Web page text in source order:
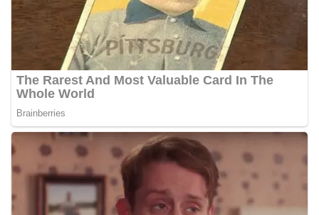
wujud nyata partisipasi masyarakat dalam
memperingati hari bersejarah bangsa
Indonesia.‎‎”Kami mengimbau kepada seluruh
warga agar mulai mempersiapkan dan memasang
bendera Merah Putih di depan rumah masing-
masing secara penuh. Ini adalah bentuk
penghormatan kita bersama terhadap
perjuangan para pahlawan yang telah merebut
kemerdekaan,” ujar Aiptu Muliyadi Suraukur saat
berdialog dengan warga.‎‎Ia juga menambahkan
agar warga memperhatikan kondisi bendera yang
akan dikibarkan, memastikan bendera dalam
keadaan bersih, tidak sobek, dan layak untuk
dikibarkan sebagai simbol kehormatan
negara.‎‎‎Selain menyampaikan imbauan terkait